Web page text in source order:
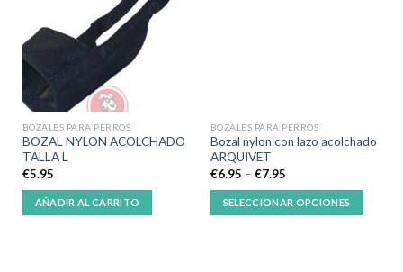
BOZALES PARA PERROS
BOZAL NYLON ACOLCHADO
TALLA L
€5.95
AÑADIR AL CARRITO
BOZALES PARA PERROS
Bozal nylon con lazo acolchado
ARQUIVET
€6.95 – €7.95
SELECCIONAR OPCIONES